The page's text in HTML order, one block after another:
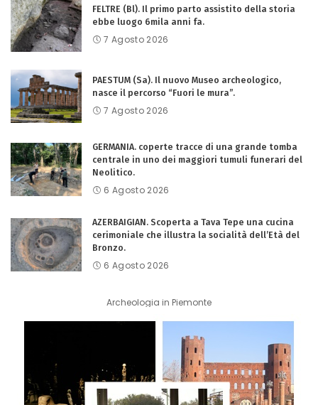
FELTRE (Bl). Il primo parto assistito della storia
ebbe luogo 6mila anni fa.
7 Agosto 2026
PAESTUM (Sa). Il nuovo Museo archeologico,
nasce il percorso “Fuori le mura”.
7 Agosto 2026
GERMANIA. coperte tracce di una grande tomba
centrale in uno dei maggiori tumuli funerari del
Neolitico.
6 Agosto 2026
AZERBAIGIAN. Scoperta a Tava Tepe una cucina
cerimoniale che illustra la socialità dell’Età del
Bronzo.
6 Agosto 2026
Archeologia in Piemonte